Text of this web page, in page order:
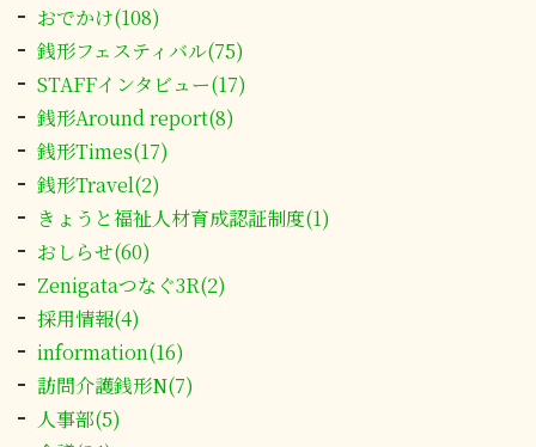
おでかけ(108)
銭形フェスティバル(75)
STAFFインタビュー(17)
銭形Around report(8)
銭形Times(17)
銭形Travel(2)
きょうと福祉人材育成認証制度(1)
おしらせ(60)
Zenigataつなぐ3R(2)
採用情報(4)
information(16)
訪問介護銭形N(7)
人事部(5)